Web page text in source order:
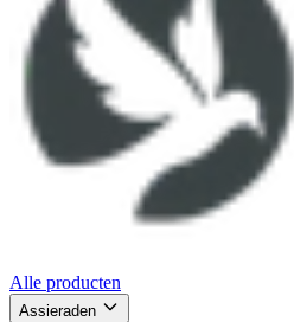
Alle producten
Assieraden